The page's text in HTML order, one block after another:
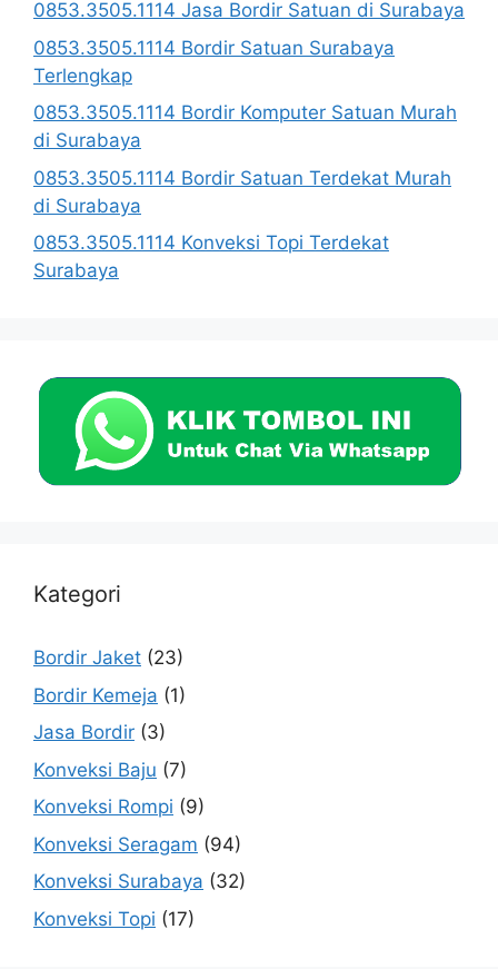
0853.3505.1114 Jasa Bordir Satuan di Surabaya
0853.3505.1114 Bordir Satuan Surabaya
Terlengkap
0853.3505.1114 Bordir Komputer Satuan Murah
di Surabaya
0853.3505.1114 Bordir Satuan Terdekat Murah
di Surabaya
0853.3505.1114 Konveksi Topi Terdekat
Surabaya
Kategori
Bordir Jaket (23)
Bordir Kemeja (1)
Jasa Bordir (3)
Konveksi Baju (7)
Konveksi Rompi (9)
Konveksi Seragam (94)
Konveksi Surabaya (32)
Konveksi Topi (17)